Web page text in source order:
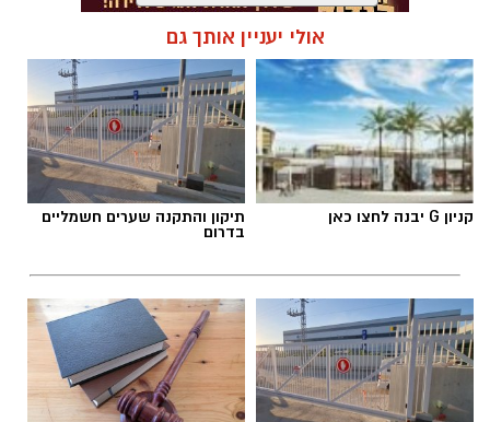
תגים:גביע ראש העיר יבנה 2026
אולי יעניין אותך גם
קניון G יבנה לחצו כאן תיקון והתקנה שערים חשמליים
בדרום